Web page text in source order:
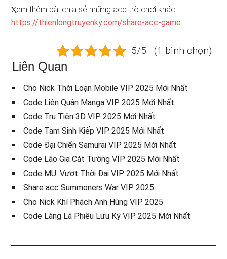
Ⲭem thêm bài chia sẻ những acc trò chơi khác:
https://thienlongtruyenky.com/share-acc-game
5/5 - (1 bình chọn)
Liên Quan
Cho Nick Thời Loạn Mobile VIP 2025 Mới Nhất
Code Liên Quân Manga VIP 2025 Mới Nhất
Code Tru Tiên 3D VIP 2025 Mới Nhất
Code Tam Sinh Kiếp VIP 2025 Mới Nhất
Code Đại Chiến Samurai VIP 2025 Mới Nhất
Code Lão Gia Cát Tường VIP 2025 Mới Nhất
Code MU: Vượt Thời Đại VIP 2025 Mới Nhất
Share acc Summoners War VIP 2025
Cho Nick Khí Phách Anh Hùng VIP 2025
Code Làng Lá Phiêu Lưu Ký VIP 2025 Mới Nhất